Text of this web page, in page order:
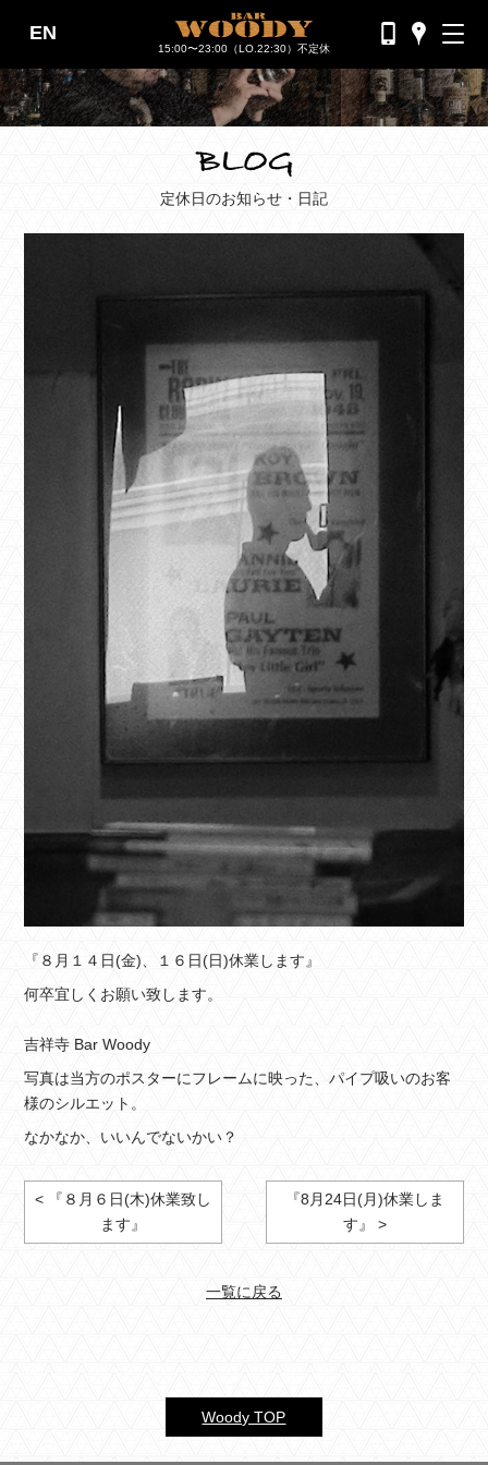
バーウッディTOP
バー ウッディについて
メニュー＆料金
おすすめカクテル
過去のブログ
EN
15:00〜23:00（LO.22:30）不定休
定休日のお知らせ・日記
『８月１４日(金)、１６日(日)休業します』
何卒宜しくお願い致します。
吉祥寺 Bar Woody
写真は当方のポスターにフレームに映った、パイプ吸いのお客
様のシルエット。
なかなか、いいんでないかい？
< 『８月６日(木)休業致し
ます』
『8月24日(月)休業しま
す』 >
一覧に戻る
Woody TOP